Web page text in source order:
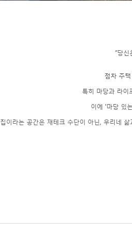
“당
점차 주
특히 마당과 라이
이에 '마당 있
집이라는 공간은 재테크 수단이 아닌, 우리네